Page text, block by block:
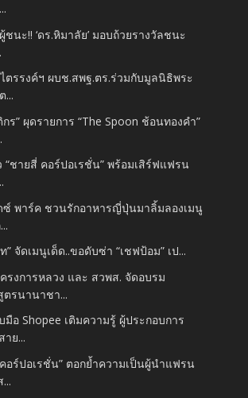
นะ!! ‘ดร.หิมาลัย’ มอบถ้วยรางวัลชนะ
ตรรงค์ฯ ผบช.สพฐ.ตร.ร่วมกับมูลนิธิพระ
...
ร” ผุดรายการ “The Spoon ช้อนทองคำ”
“ชายสี่ คอร์ปอเรชั่น” พร้อมเสิร์ฟแฟรน
ซ์ พาร์ค ชวนรักอาหารญี่ปุ่นมาลิ้มลองเมนู
จัดเมนูเด็ด..ขอดับซ่า “เชฟป้อม” เป...
รงการหลวง และ สวพส. จัดอบรม
ตรนานาชา...
มือ Shopee เติมความรู้ ผู้ประกอบการ
าย...
อร์ปอเรชั่น” ตอกย้ำความเป็นผู้นำแฟรน